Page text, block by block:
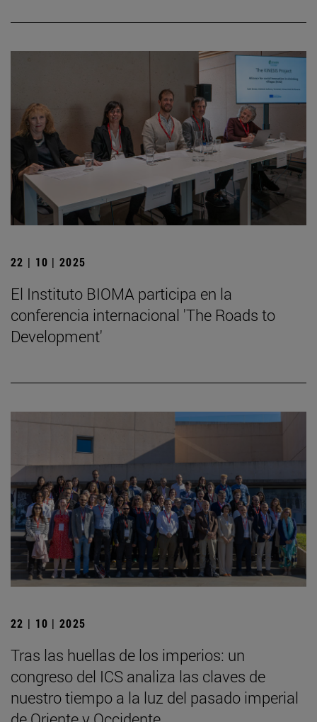
22 | 10 | 2025
El Instituto BIOMA participa en la
conferencia internacional 'The Roads to
Development'
22 | 10 | 2025
Tras las huellas de los imperios: un
congreso del ICS analiza las claves de
nuestro tiempo a la luz del pasado imperial